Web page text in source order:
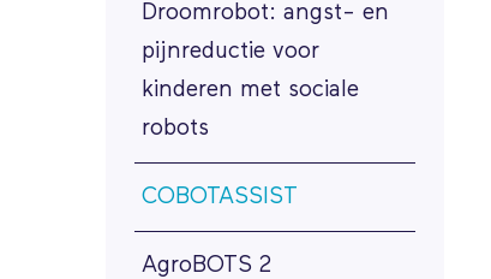
Droomrobot: angst- en
pijnreductie voor
kinderen met sociale
robots
COBOTASSIST
AgroBOTS 2